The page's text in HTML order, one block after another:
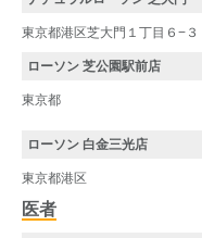
東京都港区芝大門１丁目６−３
ローソン 芝公園駅前店
東京都
ローソン 白金三光店
東京都港区
医者